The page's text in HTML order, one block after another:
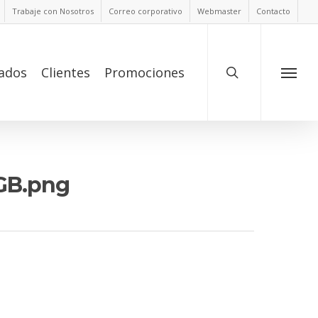
Trabaje con Nosotros Correo corporativo Webmaster Contacto
Clientes Promociones